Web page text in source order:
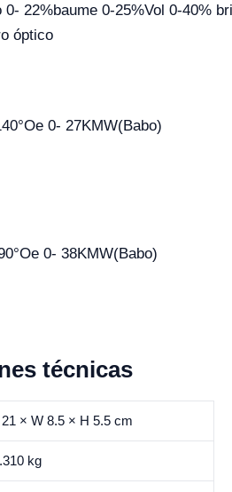
0- 22%baume 0-25%Vol 0-40%
óptico
0- 27KMW(Babo)
0- 38KMW(Babo)
técnicas
21 × W 8.5 × H 5.5 cm
kg